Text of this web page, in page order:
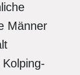
Männer